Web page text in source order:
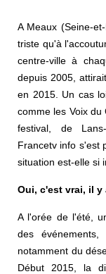
A Meaux (Seine-
triste qu'à
centre-ville à
depuis 2005,
en 2015. Un cas
comme les Voix
festival, de
Francetv info s'est
situation est-elle si
Oui, c'est vrai, il y
A l'orée de l'été,
des
notamment du
Début 2015, la